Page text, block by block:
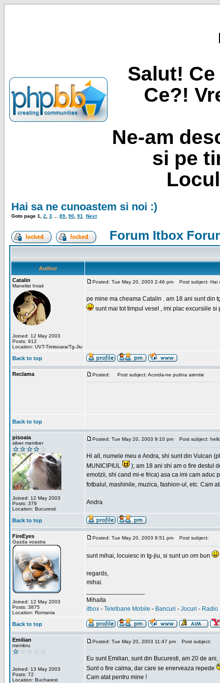
Salut!
Ce?!
Ne-am
si pe
Hai sa ne cunoastem si noi :)
Goto page 1 2 3 89 90 91 Next
Forum Itbox
Author
Catalin
Manelist Inrait
Joined: 12 May 2003
Posts: 912
Location: UVT-Timisoara/Tg-Jiu
Posted: Tue May 20, 2003 2:46 pm Post subject: Hai
pe mine ma cheama Catalin . am 18 ani sunt din
sunt mai tot timpul vesel , imi plac excursiile
Back to top
Reclama Posted: Post subject: Acorda-ne putina atentie
Back to top
pisoaia
silver member
Joined: 12 May 2003
Posts: 379
Location: Bucuresti
Posted: Tue May 20, 2003 9:10 pm Post subject:
Hi all, numele meu e Andra, shi sunt din Vulcan
MUNICIPIUL
); am 18 ani shi am o fire destul
emotzii, shi cand mi-e frica) asa ca imi cam
fotbalul, mashinile, muzica, fashion-ul, etc. Cam
Andra
Back to top
FireEyes
Gazda voastra
Joined: 12 May 2003
Posts: 3875
Location: Romania
Posted: Tue May 20, 2003 9:51 pm Post subject:
sunt mihai, locuiesc in tg-jiu, si sunt un om bun
regards,
mihai.
Mihaita
itbox - Telefoane Mobile - Bancuri - Jocuri - Radio
Back to top
Emilian
membru
Joined: 13 May 2003
Posts: 72
Location: Bucharest
Posted: Tue May 20, 2003 11:47 pm Post subject:
Eu sunt Emilian, sunt din Bucuresti, am 20 de
Sunt o fire calma, dar care se enerveaza repede
Cam atat pentru mine !